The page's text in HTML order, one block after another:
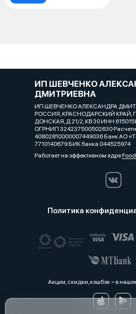
ИП ШЕВЧЕНКО
ДМИТРИЕВНА
ИП ШЕВЧЕНКО АЛЕКСАНДРА
РОССИЯ, КРАСНОДАРСКИЙ КРАЙ,
ДОНСКАЯ, Д 21/2, КВ 30 ИНН
ОГРНИП 324237500502630
40802810000007449036 Банк АО
7710140679 БИК банка 044525974
Работает на эффективном ядре
Политика
Акции, скидки, кэшбэк − в